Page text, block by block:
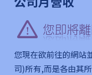
您現在欲前往的網站
司)所有,而是各由其